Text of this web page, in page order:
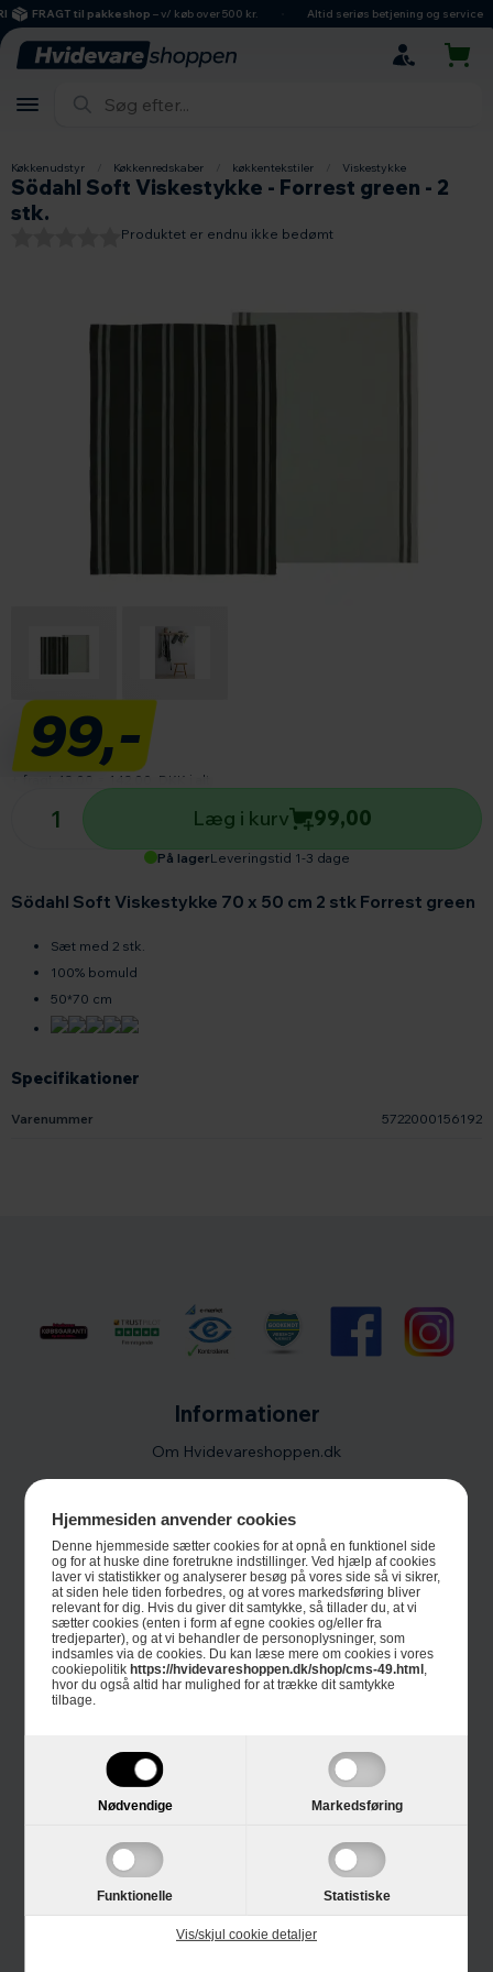
Hjemmesiden anvender cookies
Denne hjemmeside sætter cookies for at opnå en funktionel side
og for at huske dine foretrukne indstillinger. Ved hjælp af cookies
laver vi statistikker og analyserer besøg på vores side så vi sikrer,
at siden hele tiden forbedres, og at vores markedsføring bliver
relevant for dig. Hvis du giver dit samtykke, så tillader du, at vi
sætter cookies (enten i form af egne cookies og/eller fra
tredjeparter), og at vi behandler de personoplysninger, som
indsamles via de cookies. Du kan læse mere om cookies i vores
cookiepolitikhttps://hvidevareshoppen.dk/shop/cms-49.html
hvor du også altid har mulighed for at trække dit samtykke
tilbage.
Nødvendige Markedsføring
Funktionelle Statistiske
Vis/skjul cookie detaljer
hovedindhold
søgning
navigation
indkøbskurv
FRAGT til pakkeshop– v/ køb over 500 kr. Altid seriøs betjening og service
Køkkenudstyr Køkkenredskaber køkkentekstiler Viskestykke
Södahl Soft Viskestykke - Forrest green - 2
stk.
Produktet er endnu ikke bedømt
Specifikationer
Varenummer 5722000156192
Södahl Soft Viskestykke 70 x 50 cm 2 stk Forrest green
Sæt med 2 stk.
100% bomuld
50*70 cm
99,-
+ fragt 43,00 142,00 DKK i alt
På lager Leveringstid 1-3 dage
Antal produkter
Læg i kurv 99,00
Kontakt os
Informationer
Om Hvidevareshoppen.dk
E-mærket
4 års garanti
Guides
Links